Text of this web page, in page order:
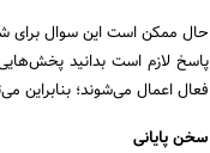
حال ممکن است این سوال برای
پاسخ لازم است بدانید
فعال اعمال می‌شوند؛ بنابراین
سخن پایانی